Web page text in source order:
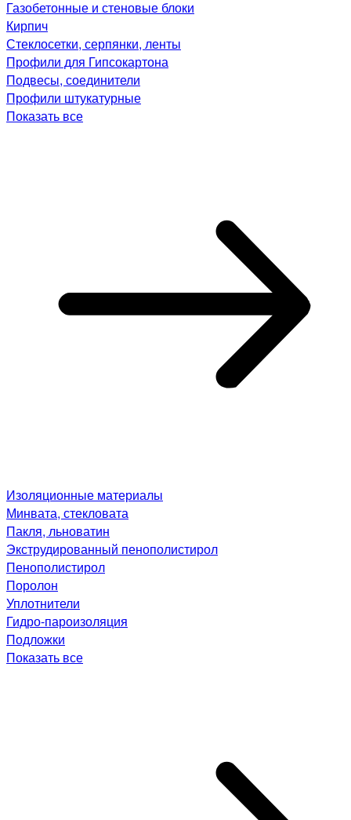
Газобетонные и стеновые блоки
Кирпич
Стеклосетки, серпянки, ленты
Профили для Гипсокартона
Подвесы, соединители
Профили штукатурные
Показать все
Изоляционные материалы
Минвата, стекловата
Пакля, льноватин
Экструдированный пенополистирол
Пенополистирол
Поролон
Уплотнители
Гидро-пароизоляция
Подложки
Показать все